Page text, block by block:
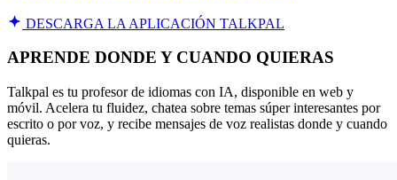
DESCARGA LA APLICACIÓN TALKPAL
APRENDE DONDE Y CUANDO QUIERAS
Talkpal es tu profesor de idiomas con IA, disponible en web y
móvil. Acelera tu fluidez, chatea sobre temas súper interesantes por
escrito o por voz, y recibe mensajes de voz realistas donde y cuando
quieras.